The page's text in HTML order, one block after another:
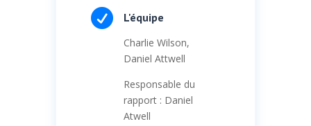
 L'équipe
Charlie Wilson,
Daniel Attwell
Responsable du
rapport : Daniel
Atwell